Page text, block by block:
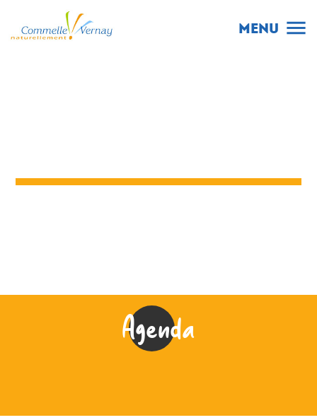
MENU menu
Agenda